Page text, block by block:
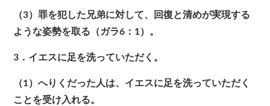
（3）罪を犯した兄弟に対して、回復と清めが実現する
ような姿勢を取る（ガラ6：1）。
3．イエスに足を洗っていただく。
（1）へりくだった人は、イエスに足を洗っていただく
ことを受け入れる。